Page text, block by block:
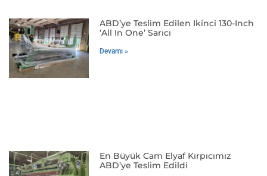
ABD’ye Teslim Edilen Ikinci 130-Inch
‘All In One’ Sarıcı
Devamı »
En Büyük Cam Elyaf Kırpıcımız
ABD’ye Teslim Edildi